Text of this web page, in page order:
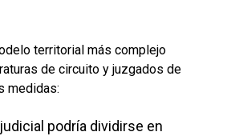
territorial más complejo
de circuito y juzgados de
medidas:
podría dividirse en